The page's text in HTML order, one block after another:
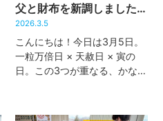
父と財布を新調しました！
2026.3.5
こんにちは！今日は3月5日。
一粒万倍日 × 天赦日 × 寅の
日。この3つが重なる、かなり
日」「天がすべてを赦す最強